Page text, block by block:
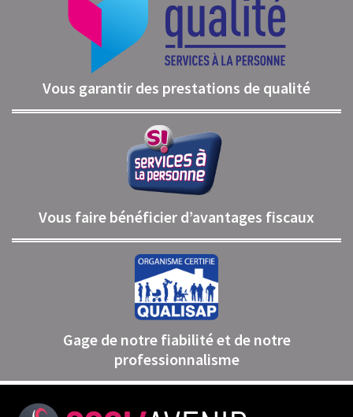
Vous garantir des prestations de qualité
Vous faire bénéficier d’avantages fiscaux
Gage de notre fiabilité et de notre
professionnalisme